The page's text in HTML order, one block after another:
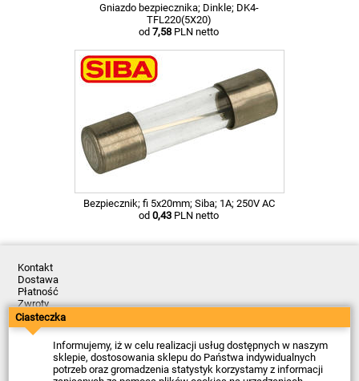
Gniazdo bezpiecznika; Dinkle; DK4-
TFL220(5X20)
od 7,58 PLN netto
Bezpiecznik; fi 5x20mm; Siba; 1A; 250V AC
od 0,43 PLN netto
Kontakt
Dostawa
Płatność
Zwroty
Reklamacje
Regulamin
Polityka Prywatności
O Firmie
Data ostatniej aktualizacji: 2026-08-07
Ciasteczka
Informujemy, iż w celu realizacji usług dostępnych w naszym
sklepie, dostosowania sklepu do Państwa indywidualnych
potrzeb oraz gromadzenia statystyk korzystamy z informacji